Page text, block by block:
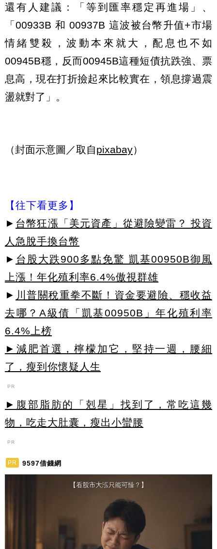
還有人建議：「等到匯率穩定再進場」、
「00933B 和 00937B 這波被台幣升值+市場
情緒雙殺，波動本來就大，配息也不如
00945B穩，反而00945B這種短債抗跌強、票
息高，現在打折撿起來比較實在，領息撐過震
盪就對了」。
（封面示意圖／取自pixabay）
【往下看更多】
► 台幣狂漲「美元資產」從避險變雷？ 投資
人急脫手換台幣
► 台股大跌900多點免驚 凱基00950B御風
上漲！年化殖利率6.4%傲視群雄
► 川普關稅重拳不斷！資金要避險、穩收益
去哪？A級債「凱基00950B」年化殖利率
6.4%上榜
►減肥首選，檸檬加它，堅持一週，腰細
了，瘦到你懷疑人生
PR
►腹部脂肪的「剋星」找到了，常吃這幾
物，吃走大肚囊，瘦出小蠻腰
PR
PR 9597借錢網